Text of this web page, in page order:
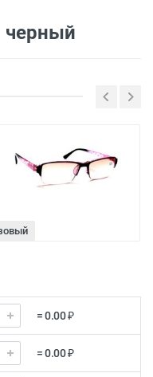
черный
= 0.00 ₽
= 0.00 ₽